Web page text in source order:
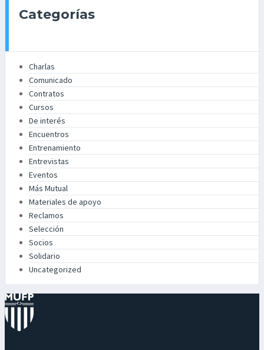
Categorías
Charlas
Comunicado
Contratos
Cursos
De interés
Encuentros
Entrenamiento
Entrevistas
Eventos
Más Mutual
Materiales de apoyo
Reclamos
Selección
Socios
Solidario
Uncategorized